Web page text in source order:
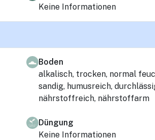
Keine Informationen
Boden
alkalisch, trocken, normal
sandig, humusreich,
nährstoffreich, nährstoffarm
Düngung
Keine Informationen